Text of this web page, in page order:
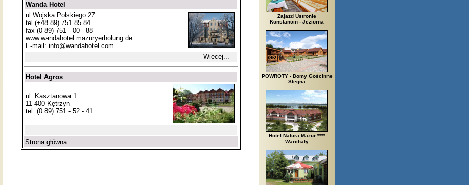
Wanda Hotel
ul.Wojska Polskiego 27
tel.(+48 89) 751 85 84
fax (0 89) 751 - 00 - 88
www.wandahotel.mazuryerholung.de
E-mail: info@wandahotel.com
Więcej...
Hotel Agros
ul. Kasztanowa 1
11-400 Kętrzyn
tel. (0 89) 751 - 52 - 41
Strona główna
Zajazd Ustronie
Konstancin - Jeziorna
POWROTY - Domy Gościnne
Stegna
Hotel Natura Mazur ****
Warchały